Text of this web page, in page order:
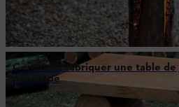
Comment fabriquer une table
par étape